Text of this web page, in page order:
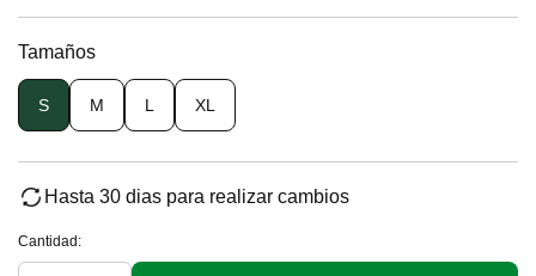
Tamaños
S M L XL
Hasta 30 dias para realizar cambios
Cantidad: